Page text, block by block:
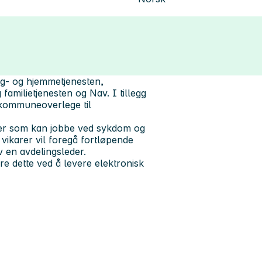
og hjemmetjenesten,
og Nav. I tillegg
til
som kan jobbe ved sykdom og
vil foregå fortløpende
avdelingsleder.
dette ved å levere elektronisk